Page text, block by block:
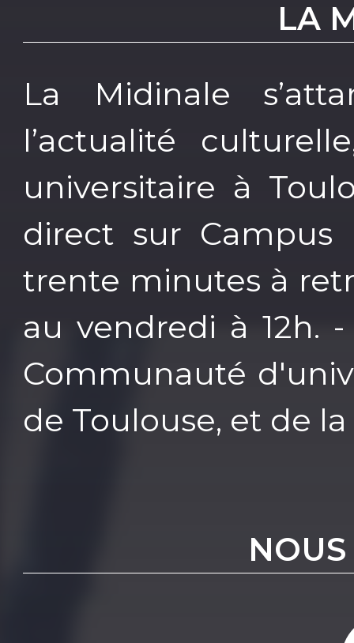
LA
La Midinale
l’actualité
universitaire à
direct sur Campus
trente minutes à
au vendredi à 12h.
Communauté
de Toulouse, et de